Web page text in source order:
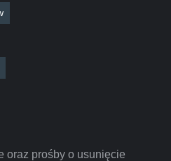
oraz prośby o usunięcie